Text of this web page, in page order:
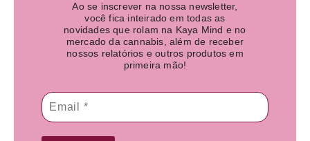
Ao se inscrever na nossa newsletter,
você fica inteirado em todas as
novidades que rolam na Kaya Mind e no
mercado da cannabis, além de receber
nossos relatórios e outros produtos em
primeira mão!